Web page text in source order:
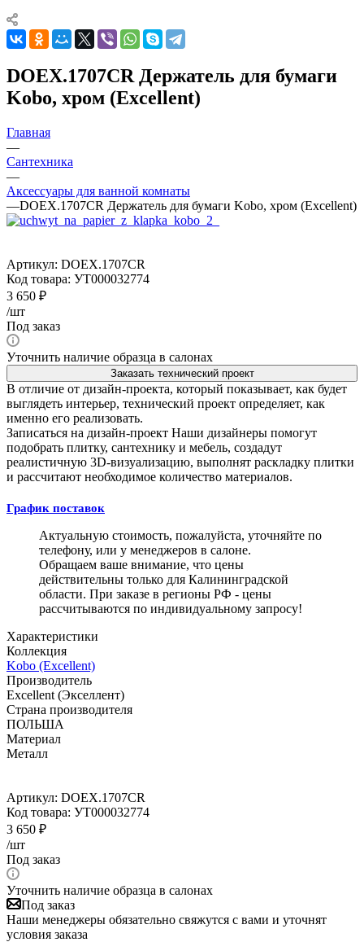
DOEX.1707CR Держатель для бумаги
Kobo, хром (Excellent)
Главная
—
Сантехника
—
Аксессуары для ванной комнаты
—DOEX.1707CR Держатель для бумаги Kobo, хром (Excellent)
Артикул: DOEX.1707CR
Код товара: УТ000032774
3 650 ₽
/шт
Под заказ
Уточнить наличие образца в салонах
Заказать технический проект
В отличие от дизайн-проекта, который показывает, как будет
выглядеть интерьер, технический проект определяет, как
именно его реализовать.
Записаться на дизайн-проект Наши дизайнеры помогут
подобрать плитку, сантехнику и мебель, создадут
реалистичную 3D-визуализацию, выполнят раскладку плитки
и рассчитают необходимое количество материалов.
График поставок
Актуальную стоимость, пожалуйста, уточняйте по
телефону, или у менеджеров в салоне.
Обращаем ваше внимание, что цены
действительны только для Калининградской
области. При заказе в регионы РФ - цены
рассчитываются по индивидуальному запросу!
Характеристики
Коллекция
Kobo (Excellent)
Производитель
Excellent (Экселлент)
Страна производителя
ПОЛЬША
Материал
Металл
Артикул: DOEX.1707CR
Код товара: УТ000032774
3 650 ₽
/шт
Под заказ
Уточнить наличие образца в салонах
Под заказ
Наши менеджеры обязательно свяжутся с вами и уточнят
условия заказа